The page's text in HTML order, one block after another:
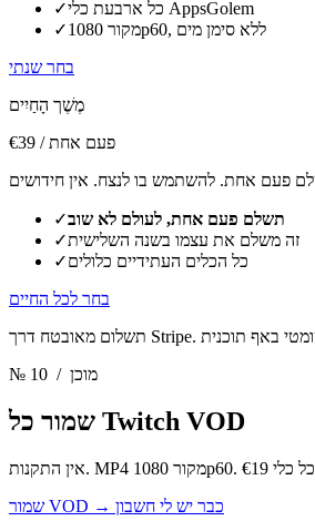
✓
כל ארבעת כלי AppsGolem
✓
מקור 1080p60, ללא סימן מים
בחר שנתי
מֶשֶׁך הָחַיִים
€39
/ פעם אחת
✓תשלם פעם אחת, לעולם לא שוב
✓זה משלם את עצמו בשנה השלישית
✓כל הכלים העתידיים כלולים
בחר לכל החיים
№ 10
/ מוכן
שמור כל Twitch VOD
שמור VOD → כבר יש לי חשבון